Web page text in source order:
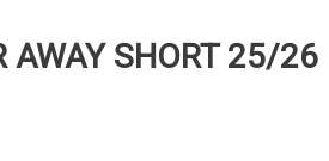
AWAY SHORT 25/26